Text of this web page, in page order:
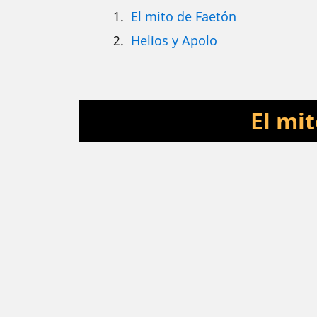
El mito de Faetón
Helios y Apolo
El